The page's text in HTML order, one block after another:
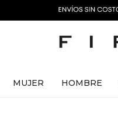
MUJER HOMBRE